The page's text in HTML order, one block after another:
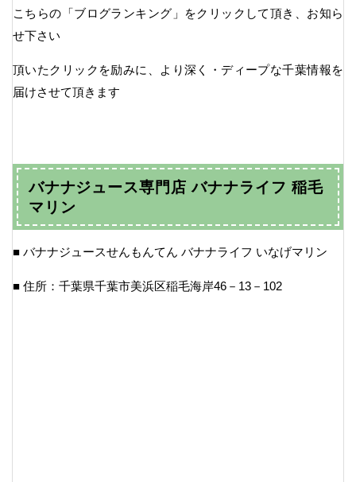
こちらの「ブログランキング」をクリックして頂き、お知ら
せ下さい
頂いたクリックを励みに、より深く・ディープな千葉情報を
届けさせて頂きます
バナナジュース専門店 バナナライフ 稲毛
マリン
■ バナナジュースせんもんてん バナナライフ いなげマリン
■ 住所：千葉県千葉市美浜区稲毛海岸46－13－102